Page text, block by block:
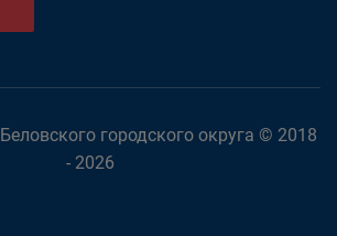
городского округа © 2018
- 2026